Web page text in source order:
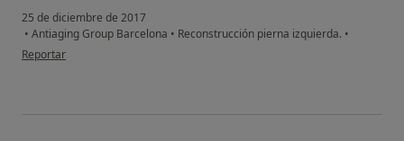
25 de diciembre de 2017
• Antiaging Group Barcelona • Reconstrucción pierna izquierda. •
en opinión del usuario Cuenta eliminada
Reportar